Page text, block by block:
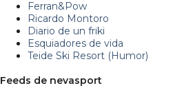
Ferran&Pow
Ricardo Montoro
Diario de un friki
Esquiadores de vida
Teide Ski Resort (Humor)
Feeds de nevasport